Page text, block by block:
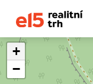
+
−